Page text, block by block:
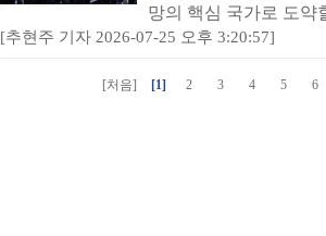
망의 핵심 국가로 도약
[추현주 기자 2026-07-25 오후 3:20:57]
[처음] [1] 2 3 4 5 6